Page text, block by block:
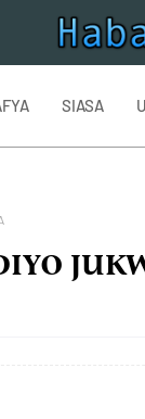
SIASA